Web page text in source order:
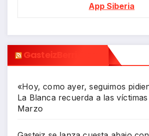
App Siberia
GasteizBerri.com
«Hoy, como ayer, seguimos
La Blanca recuerda a las
Marzo